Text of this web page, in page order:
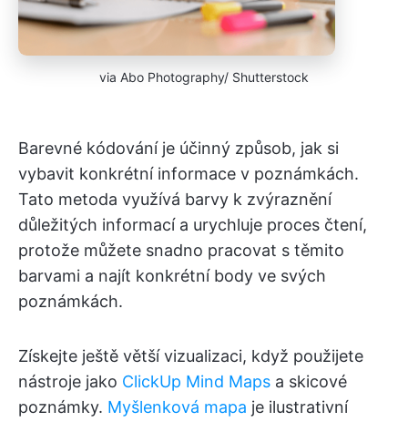
via Abo Photography/ Shutterstock
Barevné kódování je účinný způsob, jak si
vybavit konkrétní informace v poznámkách.
Tato metoda využívá barvy k zvýraznění
důležitých informací a urychluje proces čtení,
protože můžete snadno pracovat s těmito
barvami a najít konkrétní body ve svých
poznámkách.
Získejte ještě větší vizualizaci, když použijete
nástroje jako ClickUp Mind Maps a skicové
poznámky. Myšlenková mapa je ilustrativní